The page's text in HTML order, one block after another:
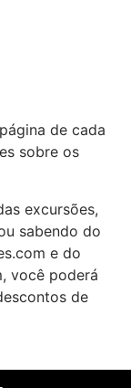
de cada
sobre os
excursões,
sabendo do
e do
você poderá
de